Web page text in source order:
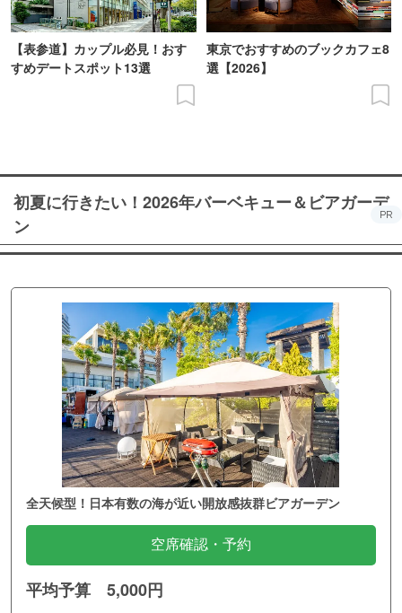
【表参道】カップル必見！おす
すめデートスポット13選
東京でおすすめのブックカフェ8
選【2026】
初夏に行きたい！2026年バーベキュー＆ビアガーデ
ン
PR
全天候型！日本有数の海が近い開放感抜群ビアガーデン
空席確認・予約
平均予算 5,000円